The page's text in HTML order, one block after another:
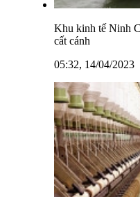
Khu kinh tế Ninh
cất cánh
05:32, 14/04/2023